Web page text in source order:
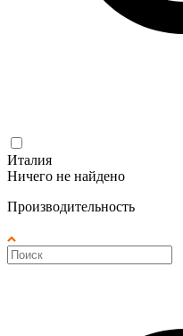
Италия
Ничего не найдено
Производительность